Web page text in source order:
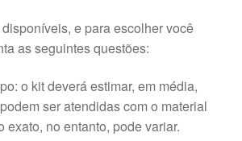
e para escolher você
as seguintes questões:
o kit deverá estimar, em média,
ser atendidas com o material
exato, no entanto, pode variar.